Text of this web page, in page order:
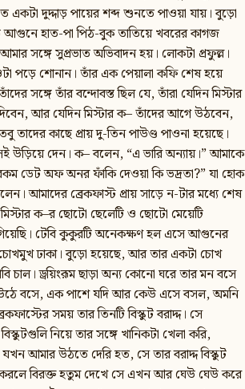
একটা দুদ্দাড় পায়ের শব্দ শুনতে পাওয়া যায়। বুড়ো
আগুনে হাত-পা পিঠ-বুক তাতিয়ে খবরের কাগজ
সঙ্গে সুপ্রভাত অভিবাদন হয়। লোকটা প্রফুল্ল।
পড়ে শোনান। তাঁর এক পেয়ালা কফি শেষ হয়ে
সঙ্গে তাঁর বন্দোবস্ত ছিল যে, তাঁরা যেদিন মিস্টার
আর যেদিন মিস্টার ক– তাঁদের আগে উঠবেন,
তাদের কাছে প্রায় দু-তিন পাউণ্ড পাওনা হয়েছে।
উড়িয়ে দেন। ক– বলেন, “এ ভারি অন্যায়।” আমাকে
ডেট অফ অনর ফাঁকি দেওয়া কি ভদ্রতা?” যা হোক
আমাদের ব্রেকফাস্ট প্রায় সাড়ে ন-টার মধ্যে শেষ
ক–র ছোটো ছেলেটি ও ছোটো মেয়েটি
টেবি কুকুরটি অনেকক্ষণ হল এসে আগুনের
ঢাকা। বুড়ো হয়েছে, আর তার একটা চোখ
চাল। ড্রয়িংরূম ছাড়া অন্য কোনো ঘরে তার মন বসে
উঠে বসে, এক পাশে যদি আর কেউ এসে বসল, অমনি
সময় তার তিনটি বিস্কুট বরাদ্দ। সে
নিয়ে তার সঙ্গে খানিকটা খেলা করি,
আমার উঠতে দেরি হত, সে তার বরাদ্দ বিস্কুট
বিরক্ত হতুম দেখে সে এখন আর ঘেউ ঘেউ করে